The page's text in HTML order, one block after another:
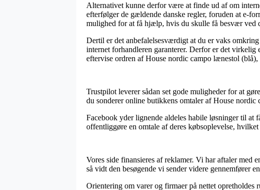
Alternativet kunne derfor være at finde ud af om
efterfølger de gældende danske regler, foruden at e-
mulighed for at få hjælp, hvis du skulle få besvær ved
Dertil er det anbefalelsesværdigt at du er vaks
internet forhandleren garanterer. Derfor er det
eftervise ordren af House nordic campo lænestol
Trustpilot leverer sådan set gode muligheder for at
du sonderer online butikkens omtaler af House
Facebook yder lignende aldeles habile løsninger til at
offentliggøre en omtale af deres købsoplevelse,
Vores side finansieres af reklamer. Vi har aftaler med
så vidt den besøgende vi sender videre gennemfører
Orientering om varer og firmaer på nettet